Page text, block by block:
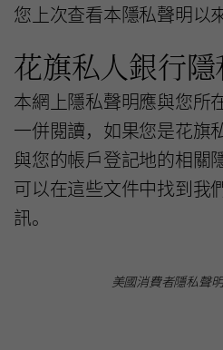
您上次查看本隱私聲明以
花旗私人銀行
本網上隱私聲明應與您所
一併閱讀，如果您是花旗
與您的帳戶登記地的相關
可以在這些文件中找到我
訊。
美國消費者隱私聲明